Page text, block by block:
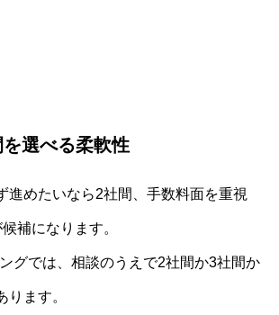
選べる柔軟性
進めたいなら2社間、手数料面を重視
補になります。
グでは、相談のうえで2社間か3社間か
ります。